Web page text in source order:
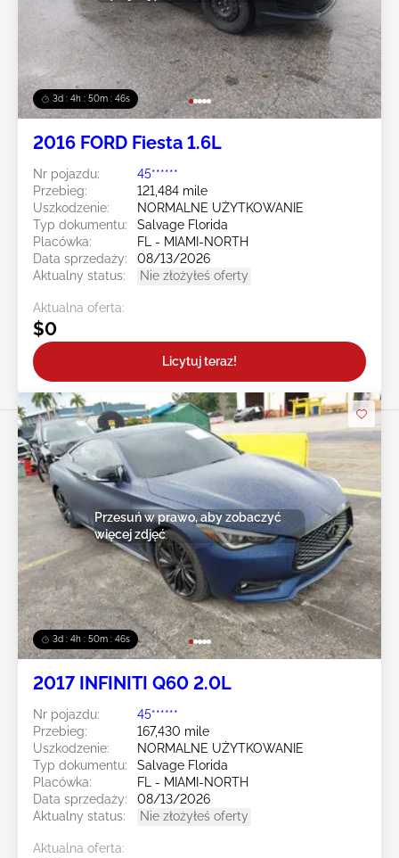
3d : 4h : 50m : 43s
2016 FORD Fiesta 1.6L
Nr pojazdu:
45******
Przebieg:
121,484 mile
Uszkodzenie:
NORMALNE UŻYTKOWANIE
Typ dokumentu:
Salvage Florida
Placówka:
FL - MIAMI-NORTH
Data sprzedaży:
08/13/2026
Aktualny status:
Nie złożyłeś oferty
Aktualna oferta:
$0
Licytuj teraz!
3d : 4h : 50m : 43s
Przesuń w prawo, aby zobaczyć
więcej zdjęć
2017 INFINITI Q60 2.0L
Nr pojazdu:
45******
Przebieg:
167,430 mile
Uszkodzenie:
NORMALNE UŻYTKOWANIE
Typ dokumentu:
Salvage Florida
Placówka:
FL - MIAMI-NORTH
Data sprzedaży:
08/13/2026
Aktualny status:
Nie złożyłeś oferty
Aktualna oferta: